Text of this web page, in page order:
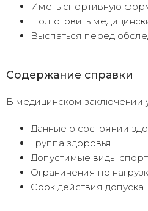
Иметь спортивную
Подготовить
Выспаться перед
Содержание справки
В медицинском заключении
Данные о состоянии
Группа здоровья
Допустимые виды
Ограничения по
Срок действия допуска